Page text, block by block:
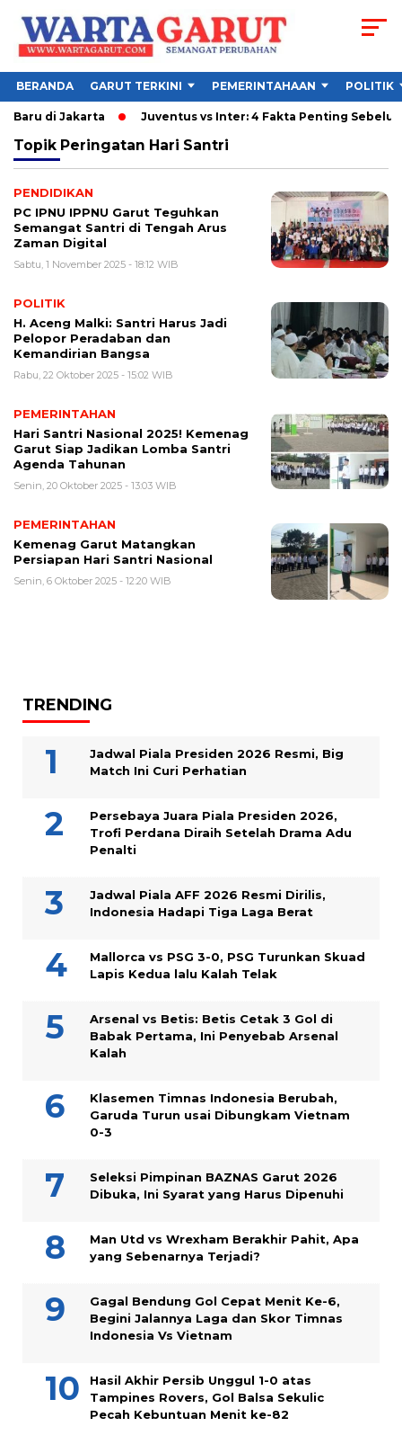
BERANDA GARUT TERKINI PEMERINTAHAAN POLITIK
Baru di Jakarta Juventus vs Inter: 4 Fakta Penting Sebelum
Topik Peringatan Hari Santri
PENDIDIKAN
PC IPNU IPPNU Garut Teguhkan
Semangat Santri di Tengah Arus
Zaman Digital
Sabtu, 1 November 2025 - 18:12 WIB
POLITIK
H. Aceng Malki: Santri Harus Jadi
Pelopor Peradaban dan
Kemandirian Bangsa
Rabu, 22 Oktober 2025 - 15:02 WIB
PEMERINTAHAN
Hari Santri Nasional 2025! Kemenag
Garut Siap Jadikan Lomba Santri
Agenda Tahunan
Senin, 20 Oktober 2025 - 13:03 WIB
PEMERINTAHAN
Kemenag Garut Matangkan
Persiapan Hari Santri Nasional
Senin, 6 Oktober 2025 - 12:20 WIB
TRENDING
Jadwal Piala Presiden 2026 Resmi, Big
Match Ini Curi Perhatian
Persebaya Juara Piala Presiden 2026,
Trofi Perdana Diraih Setelah Drama Adu
Penalti
Jadwal Piala AFF 2026 Resmi Dirilis,
Indonesia Hadapi Tiga Laga Berat
Mallorca vs PSG 3-0, PSG Turunkan Skuad
Lapis Kedua lalu Kalah Telak
Arsenal vs Betis: Betis Cetak 3 Gol di
Babak Pertama, Ini Penyebab Arsenal
Kalah
Klasemen Timnas Indonesia Berubah,
Garuda Turun usai Dibungkam Vietnam
0-3
Seleksi Pimpinan BAZNAS Garut 2026
Dibuka, Ini Syarat yang Harus Dipenuhi
Man Utd vs Wrexham Berakhir Pahit, Apa
yang Sebenarnya Terjadi?
Gagal Bendung Gol Cepat Menit Ke-6,
Begini Jalannya Laga dan Skor Timnas
Indonesia Vs Vietnam
Hasil Akhir Persib Unggul 1-0 atas
Tampines Rovers, Gol Balsa Sekulic
Pecah Kebuntuan Menit ke-82